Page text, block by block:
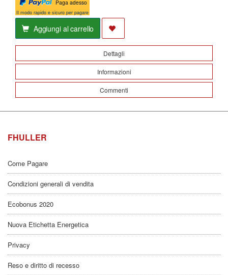
Paga adesso
Il modo rapido e sicuro per pagare
Aggiungi al carrello
Dettagli
Informazioni
Commenti
FHULLER
Come Pagare
Condizioni generali di vendita
Ecobonus 2020
Nuova Etichetta Energetica
Privacy
Reso e diritto di recesso